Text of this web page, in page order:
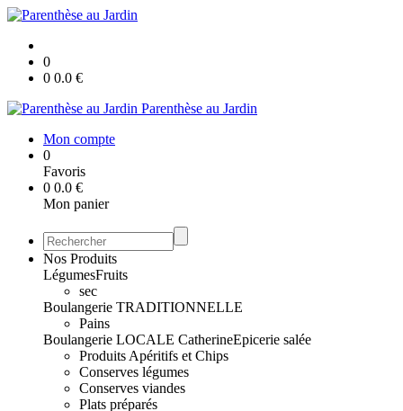
0
0 0.0 €
Parenthèse au Jardin
Mon compte
0
Favoris
0 0.0 €
Mon panier
Nos Produits
LégumesFruits
sec
Boulangerie TRADITIONNELLE
Pains
Boulangerie LOCALE CatherineEpicerie salée
Produits Apéritifs et Chips
Conserves légumes
Conserves viandes
Plats préparés